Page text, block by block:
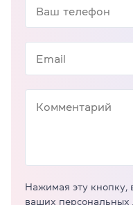
Нажимая эту кнопку,
ваших персональных